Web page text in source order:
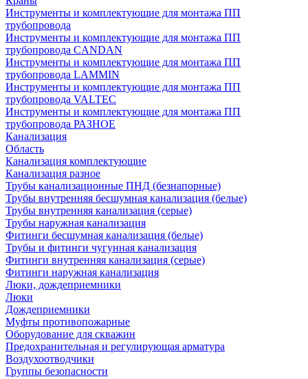
Инструменты и комплектующие для монтажа ПП
трубопровода
Инструменты и комплектующие для монтажа ПП
трубопровода CANDAN
Инструменты и комплектующие для монтажа ПП
трубопровода LAMMIN
Инструменты и комплектующие для монтажа ПП
трубопровода VALTEC
Инструменты и комплектующие для монтажа ПП
трубопровода РАЗНОЕ
Канализация
Область
Канализация комплектующие
Канализация разное
Трубы канализационные ПНД (безнапорные)
Трубы внутренняя бесшумная канализация (белые)
Трубы внутренняя канализация (серые)
Трубы наружная канализация
Фитинги бесшумная канализация (белые)
Трубы и фитинги чугунная канализация
Фитинги внутренняя канализация (серые)
Фитинги наружная канализация
Люки, дождеприемники
Люки
Дождеприемники
Муфты противопожарные
Оборудование для скважин
Предохранительная и регулирующая арматура
Воздухоотводчики
Группы безопасности